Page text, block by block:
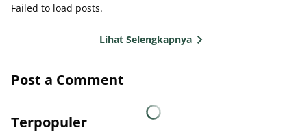
Failed to load posts.
Lihat Selengkapnya
Post a Comment
Terpopuler